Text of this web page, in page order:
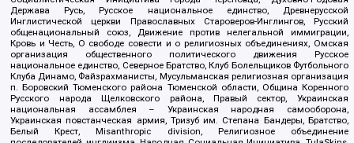
Держава Русь, Русское национальное единство, Древнерусской
Инглистической церкви Православных Староверов-Инглингов, Русский
общенациональный союз, Движение против нелегальной иммиграции,
Кровь и Честь, О свободе совести и о религиозных объединениях, Омская
организация общественного политического движения Русское
национальное единство, Северное Братство, Клуб Болельщиков Футбольного
Клуба Динамо, Файзрахманисты, Мусульманская религиозная организация
п. Боровский Тюменского района Тюменской области, Община Коренного
Русского народа Щелковского района, Правый сектор, Украинская
национальная ассамблея – Украинская народная самооборона,
Украинская повстанческая армия, Тризуб им. Степана Бандеры, Братство,
Белый Крест, Misanthropic division, Религиозное объединение